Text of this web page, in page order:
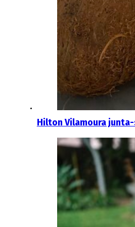
Hilton Vilamoura